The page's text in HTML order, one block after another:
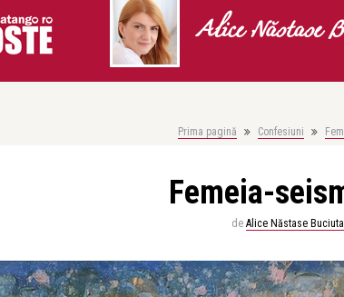
Alice Năstase
Prima pagină Confesiuni
Femeia-
de Alice Năstase Buciuta